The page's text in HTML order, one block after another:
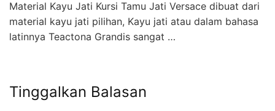
Material Kayu Jati Kursi Tamu Jati Versace dibuat dari
material kayu jati pilihan, Kayu jati atau dalam bahasa
latinnya Teactona Grandis sangat …
Tinggalkan Balasan